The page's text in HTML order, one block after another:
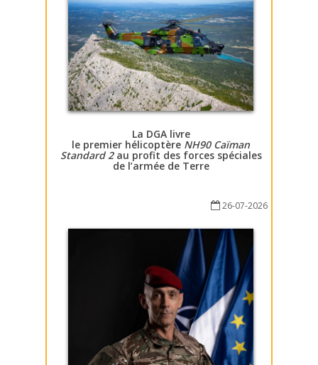
La DGA livre
le premier hélicoptère NH90 Caïman
Standard 2au profit des forces spéciales
de l’armée de Terre
26-07-2026